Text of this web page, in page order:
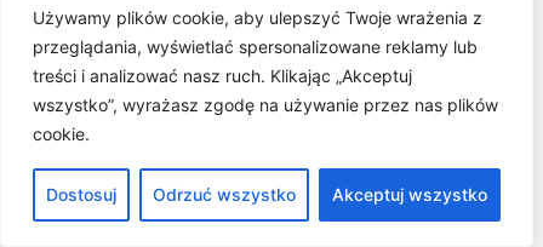
Używamy plików cookie, aby ulepszyć Twoje wrażenia z
przeglądania, wyświetlać spersonalizowane reklamy lub
treści i analizować nasz ruch. Klikając „Akceptuj
wszystko”, wyrażasz zgodę na używanie przez nas plików
cookie.
Dostosuj Odrzuć wszystko Akceptuj wszystko